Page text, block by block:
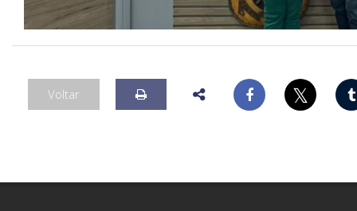
Voltar 𝕏